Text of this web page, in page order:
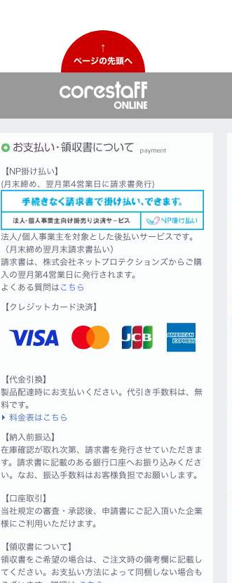
↑
ページの先頭へ
【NP掛け払い】
(月末締め、翌月第4営業日に請求書発行)
法人/個人事業主を対象とした後払いサービスです。
（月末締め翌月末請求書払い）
請求書は、株式会社ネットプロテクションズからご購
入の翌月第4営業日に発行されます。
よくある質問は こちら
【クレジットカード決済】
【代金引換】
製品配達時にお支払いください。代引き手数料は、無
料です。
料金表はこちら
【納入前振込】
在庫確認が取れ次第、請求書を発行させていただきま
す。請求書に記載のある銀行口座へお振り込みくださ
い。なお、振込手数料はお客様負担でお願いします。
【口座取引】
当社規定の審査・承認後、申請書にご記入頂いた企業
様にご利用いただけます。
【領収書について】
領収書をご希望の場合は、ご注文時の備考欄に記載し
てください。お支払い方法によって同梱しない場合も